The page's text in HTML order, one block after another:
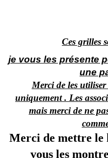
Ces grilles
je vous les présente
une
Merci de les
uniquement . Les
mais merci de ne
Merci de mettre le
vous les